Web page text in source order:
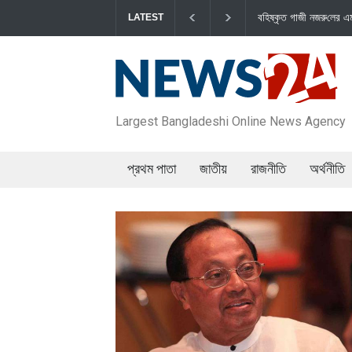
LATEST বহিষ্কৃত গাজী নজরু‌লের
Largest Bangladeshi Online News Agency
প্রথম পাতা জাতীয় রাজনীতি অর্থনীতি